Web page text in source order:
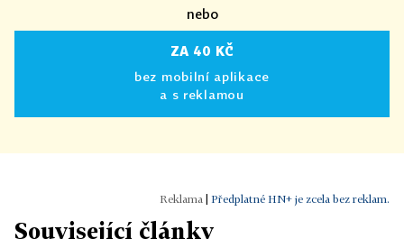
nebo
ZA 40 KČ
bez mobilní aplikace
a s reklamou
Předplatné HN+ je zcela bez reklam.
Související články